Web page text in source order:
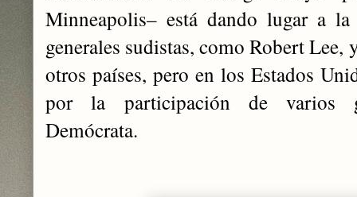
‎Minneapolis– está dando lugar a
generales sudistas, como Robert
otros países, pero en los Estados
por la participación de varios
‎Demócrata.